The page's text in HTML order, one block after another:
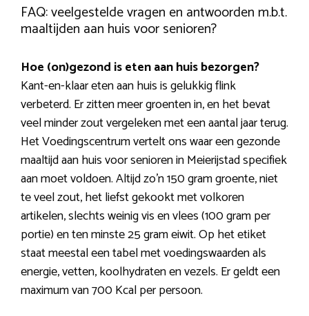
FAQ: veelgestelde vragen en antwoorden m.b.t.
maaltijden aan huis voor senioren?
Hoe (on)gezond is eten aan huis bezorgen?
Kant-en-klaar eten aan huis is gelukkig flink
verbeterd. Er zitten meer groenten in, en het bevat
veel minder zout vergeleken met een aantal jaar terug.
Het Voedingscentrum vertelt ons waar een gezonde
maaltijd aan huis voor senioren in Meierijstad specifiek
aan moet voldoen. Altijd zo’n 150 gram groente, niet
te veel zout, het liefst gekookt met volkoren
artikelen, slechts weinig vis en vlees (100 gram per
portie) en ten minste 25 gram eiwit. Op het etiket
staat meestal een tabel met voedingswaarden als
energie, vetten, koolhydraten en vezels. Er geldt een
maximum van 700 Kcal per persoon.